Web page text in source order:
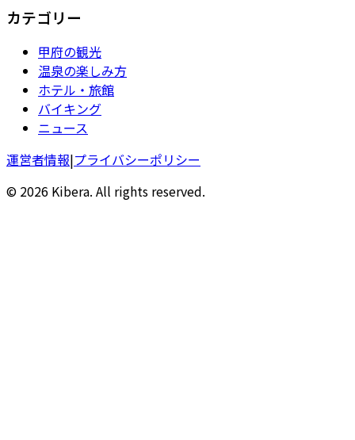
カテゴリー
甲府の観光
温泉の楽しみ方
ホテル・旅館
バイキング
ニュース
運営者情報|プライバシーポリシー
© 2026 Kibera. All rights reserved.